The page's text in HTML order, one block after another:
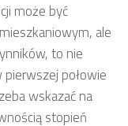
może być
ale
to nie
połowie
wskazać na
stopień